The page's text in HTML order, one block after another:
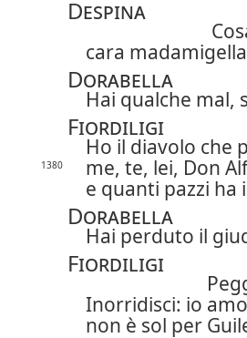
Despina
cara
Dorabella
Hai qualche mal,
Fiordiligi
Ho il diavolo che
1380 me, te, lei, Don
e quanti pazzi ha
Dorabella
Hai perduto il
Fiordiligi
Inorridisci: io
non è sol per